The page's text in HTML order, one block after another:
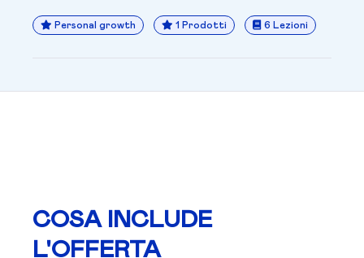
Personal growth 1 Prodotti 6 Lezioni
COSA INCLUDE
L'OFFERTA